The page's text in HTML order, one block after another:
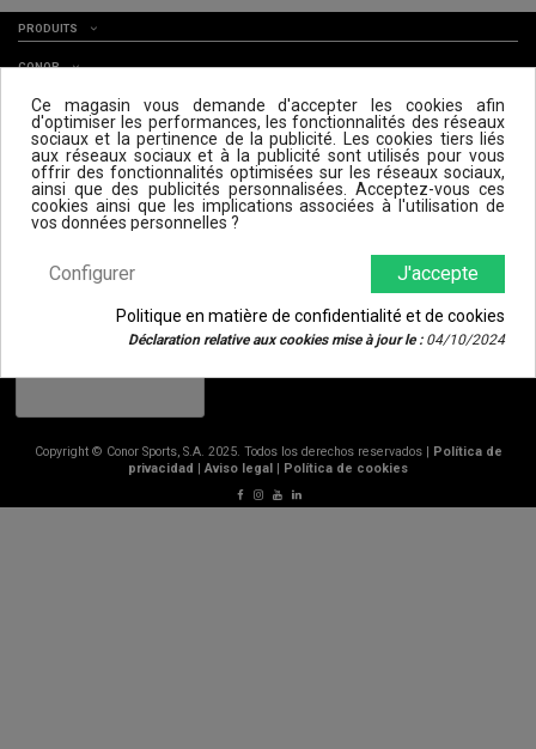
PRODUITS
CONOR
SERVICE
SUBSCRIBE TO OUR NEWSLETTER
Subscribe
Vous pouvez vous désinscrire à tout moment. Vous trouverez pour cela nos informations de contact dans les conditions
Copyright © Conor Sports, S.A. 2025. Todos los derechos reservados | Política de
privacidad | Aviso legal | Política de cookies
Ce magasin vous demande d'accepter les cookies afin
d'optimiser les performances, les fonctionnalités des réseaux
sociaux et la pertinence de la publicité. Les cookies tiers liés
aux réseaux sociaux et à la publicité sont utilisés pour vous
offrir des fonctionnalités optimisées sur les réseaux sociaux,
ainsi que des publicités personnalisées. Acceptez-vous ces
cookies ainsi que les implications associées à l'utilisation de
vos données personnelles ?
J'accepte
Configurer
Politique en matière de confidentialité et de cookies
Déclaration relative aux cookies mise à jour le :04/10/2024